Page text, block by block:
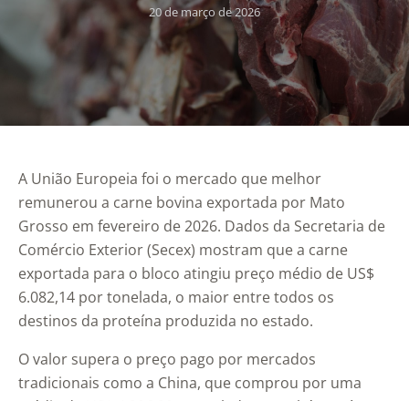
20 de março de 2026
A União Europeia foi o mercado que melhor
remunerou a carne bovina exportada por Mato
Grosso em fevereiro de 2026. Dados da Secretaria de
Comércio Exterior (Secex) mostram que a carne
exportada para o bloco atingiu preço médio de US$
6.082,14 por tonelada, o maior entre todos os
destinos da proteína produzida no estado.
O valor supera o preço pago por mercados
tradicionais como a China, que comprou por uma